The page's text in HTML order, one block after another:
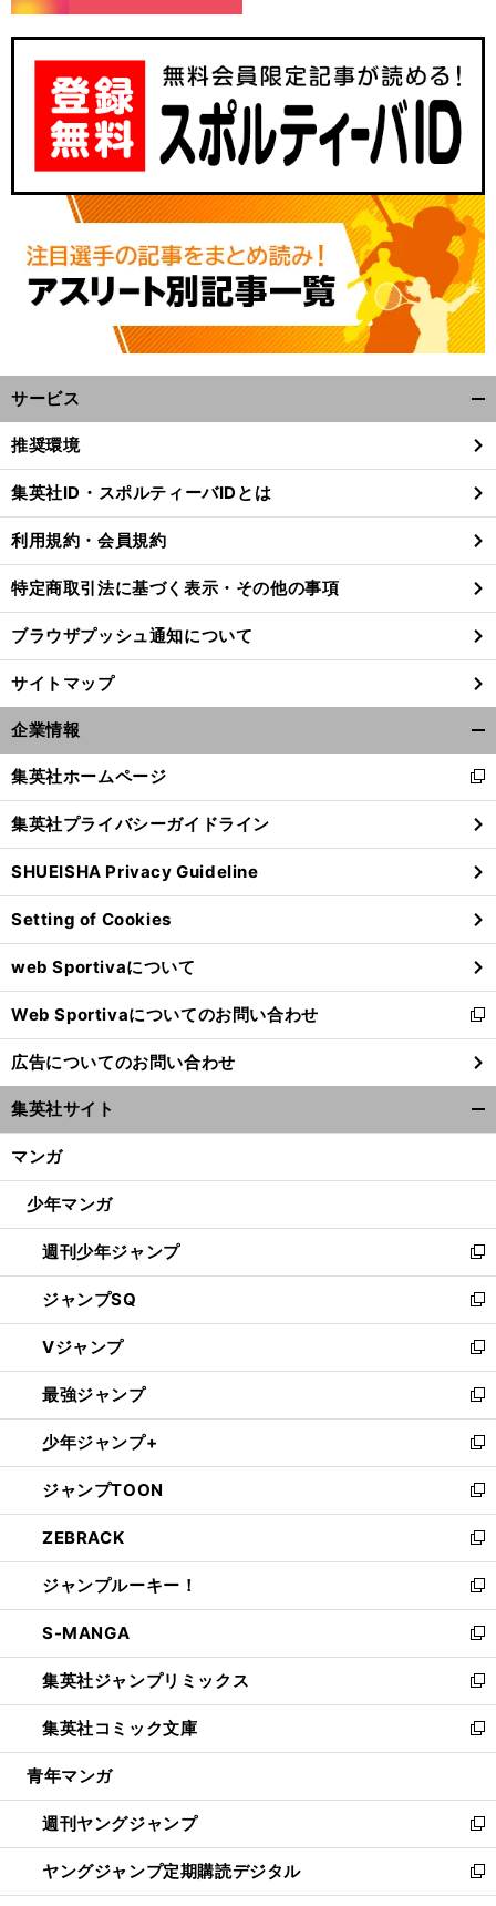
へ
サービス
閉
る
推奨環境
集英社ID・スポルティーバIDとは
利用規約・会員規約
特定商取引法に基づく表示・その他の事項
ブラウザプッシュ通知について
サイトマップ
企業情報
閉
る
集英社ホームページ
新
し
い
ウ
ィ
ン
ド
ウ
で
開
く
集英社プライバシーガイドライン
SHUEISHA Privacy Guideline
Setting of Cookies
web Sportivaについて
Web Sportivaについてのお問い合わせ
新
し
い
ウ
ィ
ン
ウ
開
く
広告についてのお問い合わせ
集英社サイト
マンガ
少年マンガ
週刊少年ジャンプ
新
し
い
ウ
ィ
ン
ド
ウ
で
開
く
ジャンプSQ
新
し
い
ウ
ィ
ン
ド
ウ
で
開
く
Vジャンプ
新
し
い
ウ
ィ
ン
ド
ウ
で
開
く
最強ジャンプ
新
し
い
ウ
ィ
ン
ド
ウ
で
開
く
少年ジャンプ+
新
し
い
ウ
ィ
ン
ド
ウ
で
開
く
ジャンプTOON
新
し
い
ウ
ィ
ン
ド
ウ
で
開
く
ZEBRACK
新
し
い
ウ
ィ
ン
ド
ウ
で
開
ジャンプルーキー！
新
し
い
ウ
ィ
ン
ド
ウ
開
く
S-MANGA
新
し
い
ウ
ィ
ン
ウ
で
開
く
集英社ジャンプリミックス
新
し
い
ウ
ン
ド
ウ
で
開
集英社コミック文庫
新
し
ウ
ィ
ン
ド
ウ
青年マンガ
週刊ヤングジャンプ
新
し
い
ウ
ヤングジャンプ定期購読デジタル
新
し